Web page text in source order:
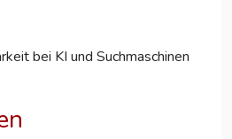
bei KI und Suchmaschinen